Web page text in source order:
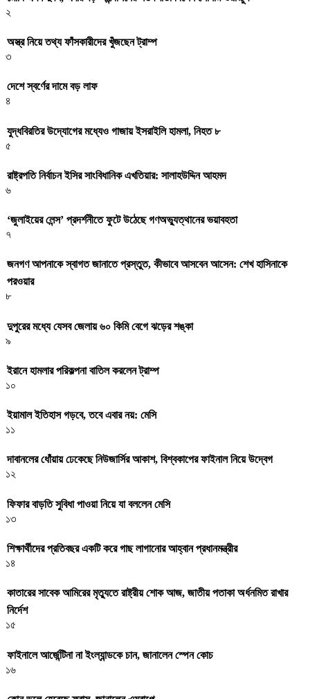
২
অস্ত্র নিয়ে তথ্য ফাঁসকারীদের খুঁজছেন ট্রাম্প
৩
দেশে স্বর্ণের দামে বড় লাফ
৪
যুদ্ধবিরতির উদ্যোগের মধ্যেও গাজায় ইসরাইলি হামলা, নিহত ৮
৫
রাষ্ট্রপতি নির্বাচন ইসির সাংবিধানিক এখতিয়ার: সালাহউদ্দিন আহমদ
৬
‘জুলাইয়ের লেন্স’ প্রদর্শনীতে ফুটে উঠেছে গণঅভ্যুত্থানের ভয়াবহতা
৭
জনগণ আপনাকে স্বাগত জানাতে প্রস্তুত, কীভাবে আসবেন আসেন: শেখ হাসিনাকে
পরওয়ার
৮
দুপুরের মধ্যে যেসব জেলায় ৬০ কিমি বেগে ঝড়ের শঙ্কা
৯
ইরানে হামলার পরিকল্পনা বাতিল করলেন ট্রাম্প
১০
ইয়ামাল ইতিহাস গড়বে, তবে এবার নয়: মেসি
১১
দাবানলের ধোঁয়ায় ঢেকেছে নিউজার্সির আকাশ, বিশ্বকাপের ফাইনাল নিয়ে উদ্বেগ
১২
ফিফার বাড়তি সুবিধা পাওয়া নিয়ে যা বললেন মেসি
১৩
শিক্ষার্থীদের প্রতিবছর একটি করে গাছ লাগানোর আহ্বান প্রধানমন্ত্রীর
১৪
কাতারের সাবেক আমিরের মৃত্যুতে রাষ্ট্রীয় শোক আজ, জাতীয় পতাকা অর্ধনমিত রাখার
নির্দেশ
১৫
ফাইনালে আর্জেন্টিনা না ইংল্যান্ডকে চান, জানালেন স্পেন কোচ
১৬